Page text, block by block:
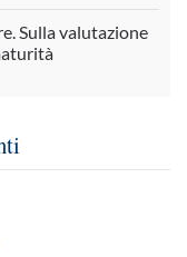
Sulla valutazione